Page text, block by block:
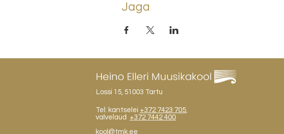
Jaga
Lossi 15, 51003 Tartu
Tel: kantselei +372 7423 705
valvelaud +372 7442 400
kool@tmk.ee